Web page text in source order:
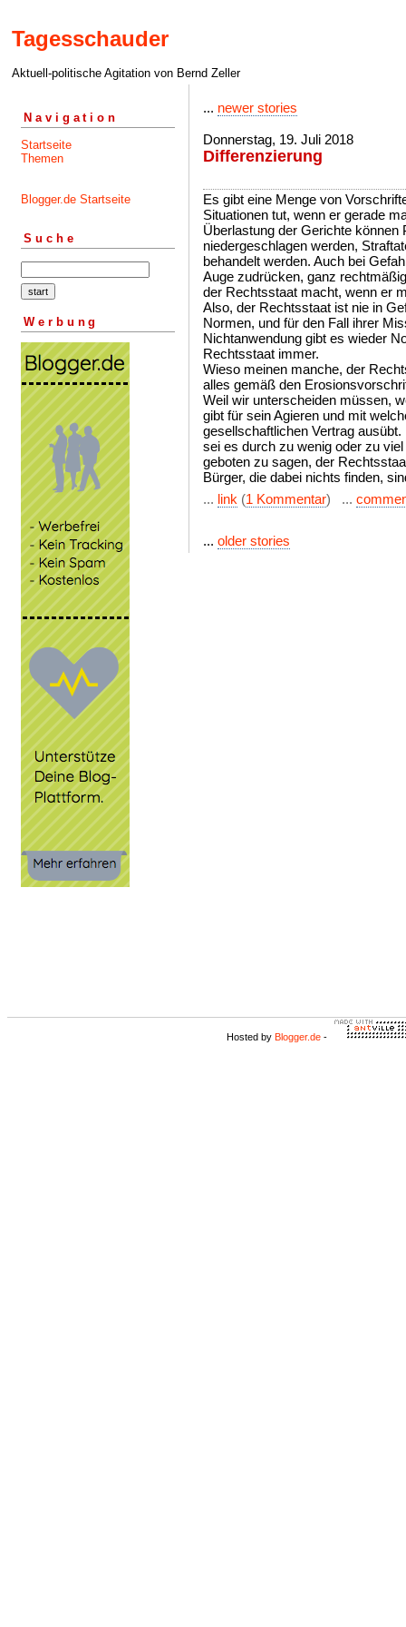
Tagesschauder
Aktuell-politische Agitation von Bernd Zeller
Navigation
Startseite
Themen
Blogger.de Startseite
Suche
Werbung
... newer stories
Donnerstag, 19. Juli 2018
Differenzierung
Es gibt eine Menge von
Situationen tut, wenn er gerade
Überlastung der Gerichte
niedergeschlagen werden,
behandelt werden. Auch bei
Auge zudrücken, ganz
der Rechtsstaat macht, wenn er
Also, der Rechtsstaat ist nie in
Normen, und für den Fall ihrer
Nichtanwendung gibt es wieder
Rechtsstaat immer.
Wieso meinen manche, der
alles gemäß den
Weil wir unterscheiden müssen,
gibt für sein Agieren und mit
gesellschaftlichen Vertrag
sei es durch zu wenig oder zu
geboten zu sagen, der
Bürger, die dabei nichts finden,
... link (1 Kommentar) ...
... older stories
Hosted by Blogger.de -